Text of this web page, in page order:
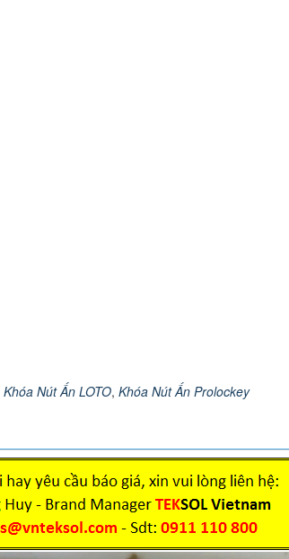
Khóa Nút Ấn LOTO, Khóa Nút Ấn Prolockey